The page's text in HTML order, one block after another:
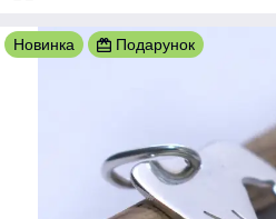
Новинка Подарунок